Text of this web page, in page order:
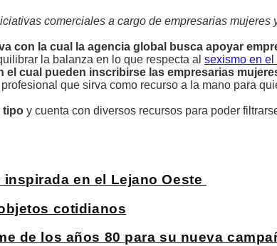
comerciales a cargo de empresarias mujeres
con la cual la agencia global busca apoyar
la balanza en lo que respecta al sexismo en
el cual pueden inscribirse las empresarias
que sirva como recurso a la mano para
tipo y cuenta con diversos recursos para poder
en el Lejano Oeste
cotidianos
de los años 80 para su nueva